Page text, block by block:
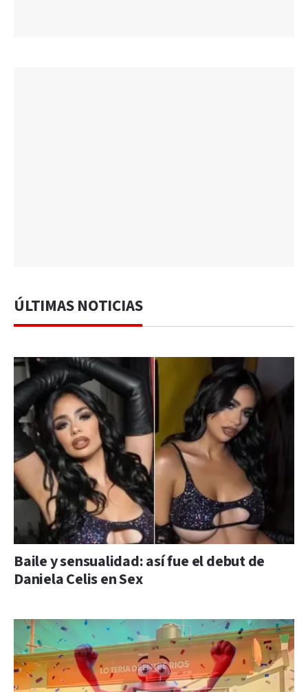
ÚLTIMAS NOTICIAS
Baile y sensualidad: así fue el debut de
Daniela Celis en Sex